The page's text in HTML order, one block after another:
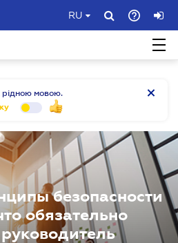
RU
рідною мовою.
безопасности
обязательно